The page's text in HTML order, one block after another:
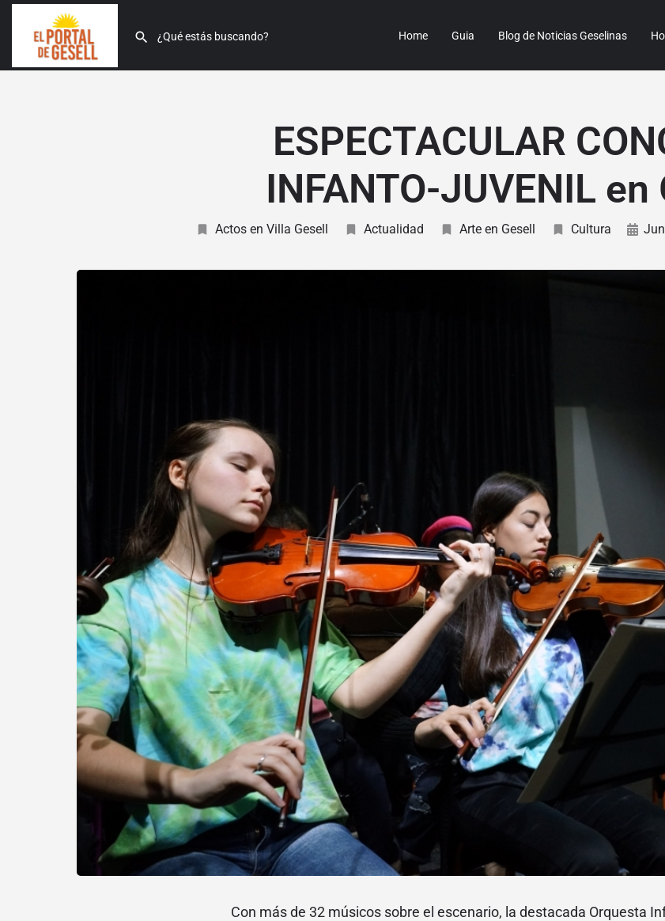
Home Guia Blog de Noticias Geselinas
ESPECTACULAR
INFANTO-JUVENIL en
Actos en Villa Gesell Actualidad Arte en Gesell Cultura
Con más de 32 músicos sobre el escenario, la destacada Orquesta